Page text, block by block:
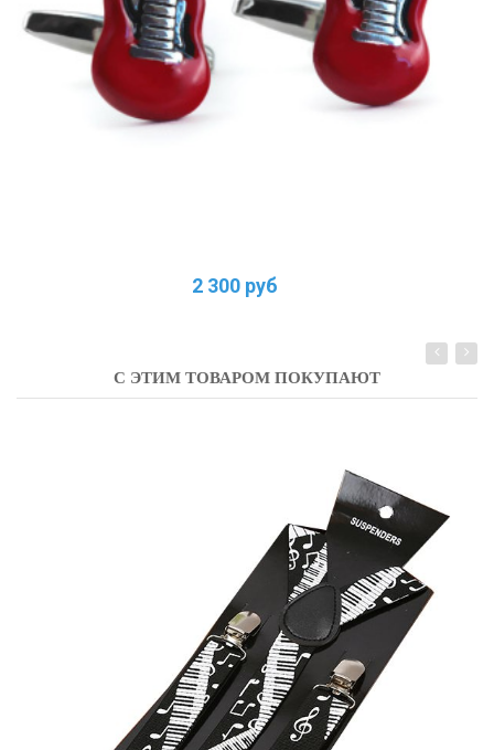
2 300 руб
С ЭТИМ ТОВАРОМ ПОКУПАЮТ